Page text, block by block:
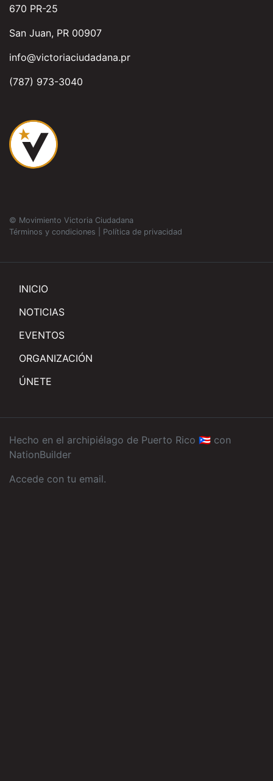
670 PR-25
San Juan, PR 00907
info@victoriaciudadana.pr
(787) 973-3040
© Movimiento Victoria Ciudadana
Términos y condiciones
Política de privacidad
INICIO
NOTICIAS
EVENTOS
ORGANIZACIÓN
ÚNETE
Hecho en el archipiélago de Puerto Rico 🇵🇷 con
NationBuilder
Accede con tu email.